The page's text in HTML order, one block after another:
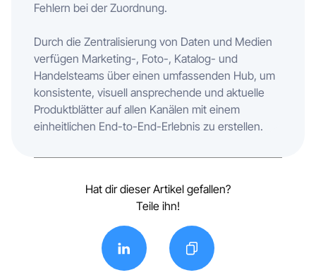
Fehlern bei der Zuordnung.
Durch die Zentralisierung von Daten und Medien
verfügen Marketing-, Foto-, Katalog- und
Handelsteams über einen umfassenden Hub, um
konsistente, visuell ansprechende und aktuelle
Produktblätter auf allen Kanälen mit einem
einheitlichen End-to-End-Erlebnis zu erstellen.
Hat dir dieser Artikel gefallen?
Teile ihn!